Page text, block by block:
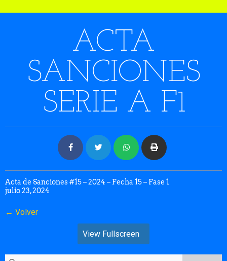
ACTA
SANCIONES
SERIE A F1
Acta de Sanciones #15 – 2024 – Fecha 15 – Fase 1
julio 23, 2024
← Volver
View Fullscreen